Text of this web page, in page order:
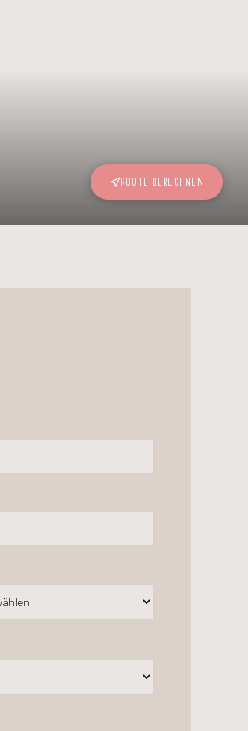
ROUTE BERECHNEN